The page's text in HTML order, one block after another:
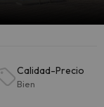
Calidad-Precio
Bien